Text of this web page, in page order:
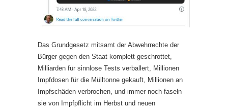
Das Grundgesetz mitsamt der Abwehrrechte der
Bürger gegen den Staat komplett geschrottet,
Milliarden für sinnlose Tests verballert, Millionen
Impfdosen für die Mülltonne gekauft, Millionen an
Impfschäden verbrochen, und immer noch faseln
sie von Impfpflicht im Herbst und neuen